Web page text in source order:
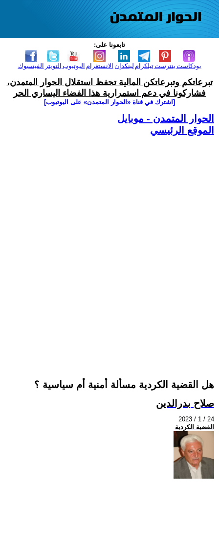
تابعونا على:
الفيسبوك التويتر اليوتيوب الانستغرام لينكدإن تيلكرامبنترست بودكاست
تبرعاتكم وتبرعاتكن المالية تحفظ استقلال الحوار المتمدن،
فشاركونا في دعم استمرارية هذا الفضاء اليساري الحر
[اشترك في قناة ‫«الحوار المتمدن» على اليوتيوب]
الحوار المتمدن - موبايل
الموقع الرئيسي
هل القضية الكردية مسألة أمنية أم سياسية ؟
صلاح بدرالدين
2023 / 1 / 24
القضية الكردية